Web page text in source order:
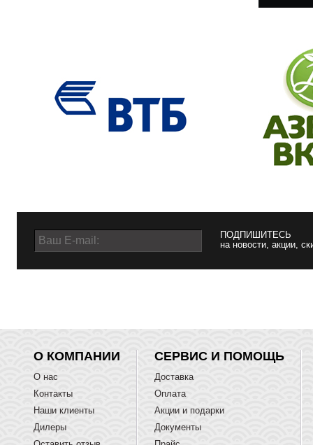
ПОДПИШИТЕСЬ
на новости, акции,
О КОМПАНИИ
О нас
Контакты
Наши клиенты
Дилеры
СЕРВИС И ПОМОЩЬ
Доставка
Оплата
Акции и подарки
Документы